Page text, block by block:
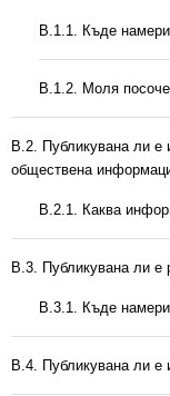
В.1.1. Къде
B.1.2. Моля
В.2. Публикувана ли е
обществена
B.2.1. Каква
В.3. Публикувана ли е
В.3.1. Къде
В.4. Публикувана ли е